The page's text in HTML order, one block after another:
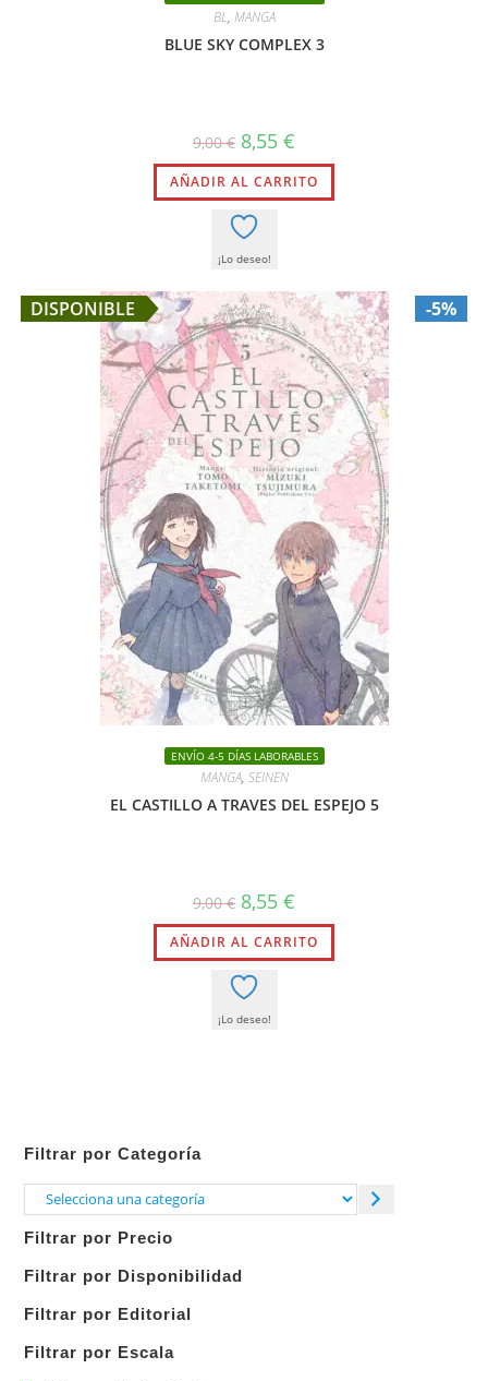
BL, MANGA
BLUE SKY COMPLEX 3
9,00€ El
precio
original
era:
9,00 €.
8,55 €
actual
es:
8,55 €.
AÑADIR AL CARRITO
¡Lo deseo!
DISPONIBLE -5%
ENVÍO 4-5 DÍAS LABORABLES
MANGA, SEINEN
EL CASTILLO A TRAVES DEL ESPEJO 5
9,00€ El
precio
original
era:
9,00 €.
8,55 €
actual
es:
8,55 €.
AÑADIR AL CARRITO
¡Lo deseo!
Filtrar por Categoría
Selecciona
categoría
Filtrar por Precio
Filtrar por Disponibilidad
Filtrar por Editorial
Filtrar por Escala